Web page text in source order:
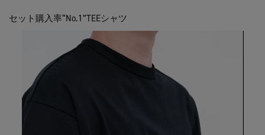
セット購入率“No.1”TEEシャツ